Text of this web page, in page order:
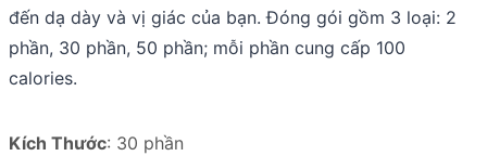
đến dạ dày và vị giác của bạn. Đóng gói gồm 3 loại: 2
phần, 30 phần, 50 phần; mỗi phần cung cấp 100
calories.
Kích Thước: 30 phần